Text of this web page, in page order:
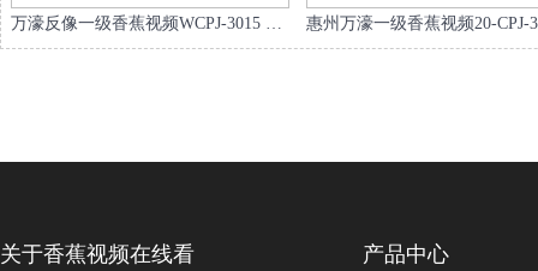
万濠反像一级香蕉视频WCPJ-3015 150*50MM 惠州万濠一级香蕉视频20-CPJ-
关于香蕉视频在线看 产品中心